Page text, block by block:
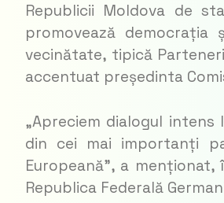
Republicii Moldova de
promovează
vecinătate, tipică
accentuat președinta
„Apreciem dialogul
din cei mai importanți
Europeană”, a
Republica Federală